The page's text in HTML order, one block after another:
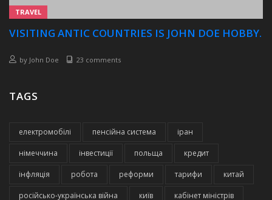
TRAVEL
VISITING ANTIC COUNTRIES IS JOHN DOE HOBBY.
by John Doe 23 comments
TAGS
електромобілі пенсійна система іран
німеччина інвестиції польща кредит
інфляція робота реформи тарифи китай
російсько-українська війна київ кабінет міністрів